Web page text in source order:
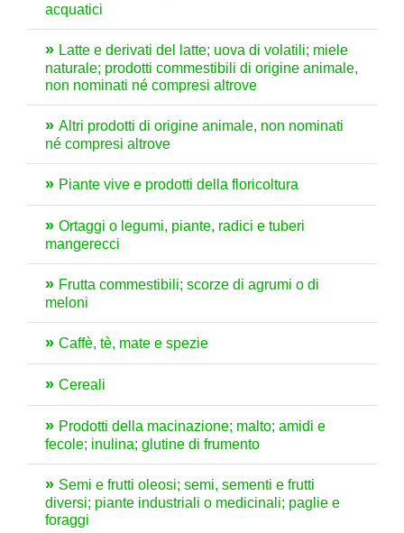
acquatici
Latte e derivati del latte; uova di volatili; miele
naturale; prodotti commestibili di origine animale,
non nominati né compresi altrove
Altri prodotti di origine animale, non nominati
né compresi altrove
Piante vive e prodotti della floricoltura
Ortaggi o legumi, piante, radici e tuberi
mangerecci
Frutta commestibili; scorze di agrumi o di
meloni
Caffè, tè, mate e spezie
Cereali
Prodotti della macinazione; malto; amidi e
fecole; inulina; glutine di frumento
Semi e frutti oleosi; semi, sementi e frutti
diversi; piante industriali o medicinali; paglie e
foraggi